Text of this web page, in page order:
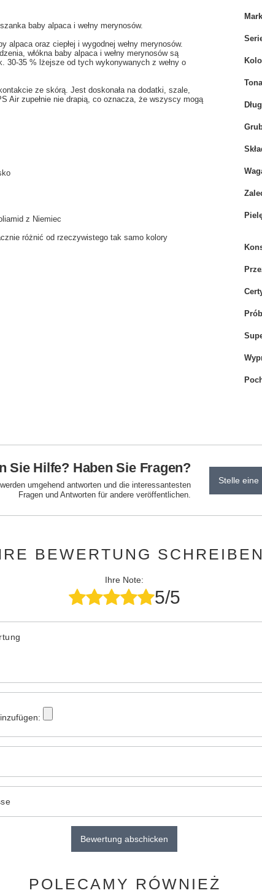
baby alpaca i wełny merynosów.
alpaca oraz ciepłej i wygodnej wełny merynosów.
włókna baby alpaca i wełny merynosów są
30-35 % lżejsze od tych wykonywanych z wełny o
ze skórą. Jest doskonała na dodatki, szale,
Air zupełnie nie drapią, co oznacza, że wszyscy mogą
z Niemiec
różnić od rzeczywistego tak samo kolory
Sie Hilfe? Haben Sie Fragen?
umgehend antworten und die interessantesten
Fragen und Antworten für andere veröffentlichen.
Stelle eine
BEWERTUNG
Ihre Note:
5/5
Bewertung abschicken
POLECAMY RÓWNIEŻ